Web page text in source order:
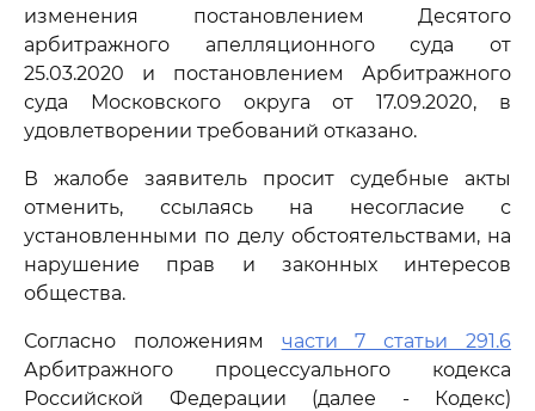
изменения постановлением Десятого
арбитражного апелляционного суда от
25.03.2020 и постановлением Арбитражного
суда Московского округа от 17.09.2020, в
удовлетворении требований отказано.
В жалобе заявитель просит судебные акты
отменить, ссылаясь на несогласие с
установленными по делу обстоятельствами, на
нарушение прав и законных интересов
общества.
Согласно положениям части 7 статьи 291.6
Арбитражного процессуального кодекса
Российской Федерации (далее - Кодекс)